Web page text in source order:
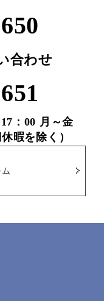
合わせ
：00 月～金
暇を除く）